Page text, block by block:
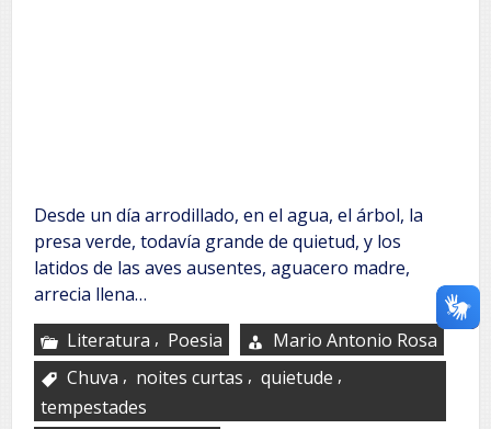
Desde un día arrodillado, en el agua, el árbol, la
presa verde, todavía grande de quietud, y los
latidos de las aves ausentes, aguacero madre,
arrecia llena…
Literatura , Poesia
Mario Antonio Rosa
Chuva , noites curtas , quietude ,
tempestades